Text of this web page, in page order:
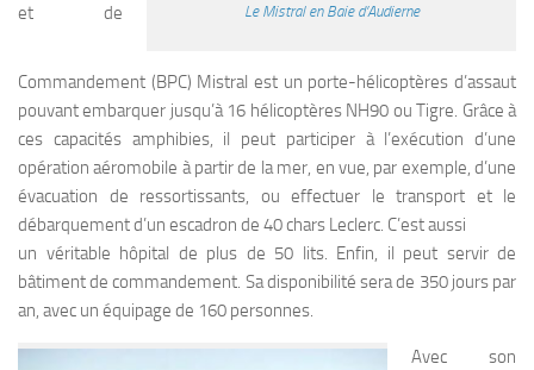
Le Mistral en Baie d’Audierne
et de
Commandement (BPC) Mistral est un porte-hélicoptères d’assaut
pouvant embarquer jusqu’à 16 hélicoptères NH90 ou Tigre. Grâce à
ces capacités amphibies, il peut participer à l’exécution d’une
opération aéromobile à partir de la mer, en vue, par exemple, d’une
évacuation de ressortissants, ou effectuer le transport et le
débarquement d’un escadron de 40 chars Leclerc. C’est aussi
un véritable hôpital de plus de 50 lits. Enfin, il peut servir de
bâtiment de commandement. Sa disponibilité sera de 350 jours par
an, avec un équipage de 160 personnes.
Avec son